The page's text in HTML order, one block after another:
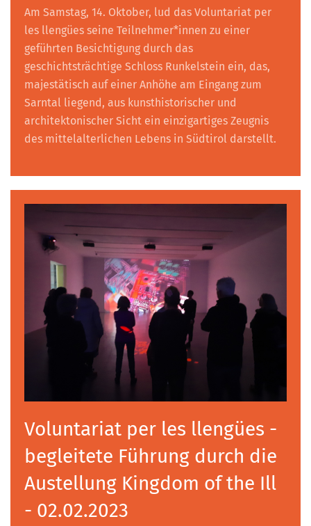
Am Samstag, 14. Oktober, lud das Voluntariat per
les llengües seine Teilnehmer*innen zu einer
geführten Besichtigung durch das
geschichtsträchtige Schloss Runkelstein ein, das,
majestätisch auf einer Anhöhe am Eingang zum
Sarntal liegend, aus kunsthistorischer und
architektonischer Sicht ein einzigartiges Zeugnis
des mittelalterlichen Lebens in Südtirol darstellt.
Voluntariat per les llengües -
begleitete Führung durch die
Austellung Kingdom of the Ill
- 02.02.2023